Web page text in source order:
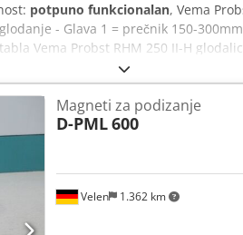
potpuno funkcionalan, Vema
- Glava 1 = prečnik 150-
Vema Probst RHM 250 II-H
glodanje - Glava 1 = prečnik 150-
panel
Velen 1.362 km
Magneti za podizanje
D-PML600